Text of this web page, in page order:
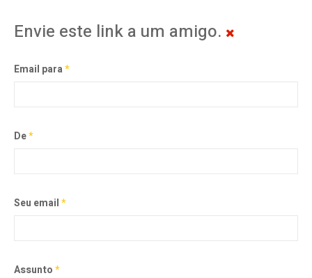
Envie este link a um amigo.
Email para*
De*
Seu email*
Assunto*